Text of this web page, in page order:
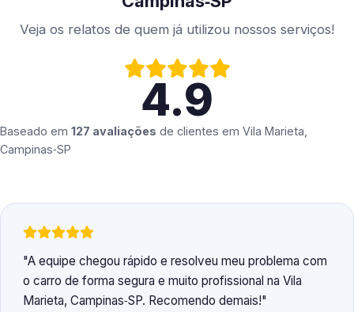
Veja os relatos de quem já utilizou nossos serviços!
4.9
Baseado em 127 avaliações de clientes em Vila Marieta,
Campinas‑SP
A equipe chegou rápido e resolveu meu problema com
o carro de forma segura e muito profissional na Vila
Marieta, Campinas‑SP. Recomendo demais!